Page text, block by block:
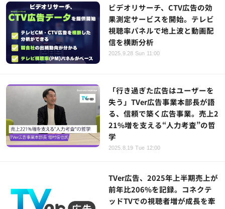
ビデオリサーチ、CTV広告の効
果測定サービスを開始。テレビ
視聴率パネルで地上波と動画配
信を横断分析
2025.9.28 Sun 11:00
「行き過ぎた広告はユーザーを
失う」TVer広告事業本部長が語
る、信頼で築く広告事業。売上2
21%増を支える“人力考査”の哲
学
2025.8.19 Tue 12:00
TVer広告、2025年上半期売上が
前年比206%を記録。コネクテ
ッドTVでの視聴者増が成長を牽